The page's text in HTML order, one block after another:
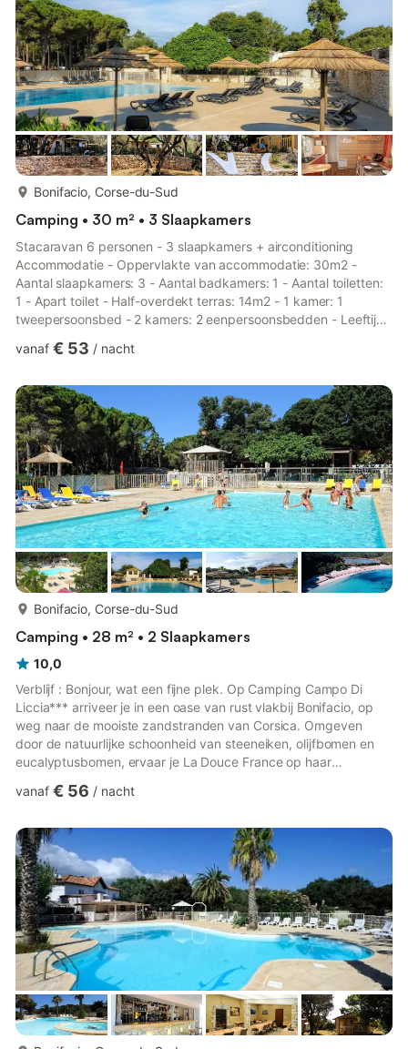
Bonifacio, Corse-du-Sud
Camping • 30 m² • 3 Slaapkamers
Stacaravan 6 personen - 3 slaapkamers + airconditioning
Accommodatie - Oppervlakte van accommodatie: 30m2 -
Aantal slaapkamers: 3 - Aantal badkamers: 1 - Aantal toiletten:
1 - Apart toilet - Half-overdekt terras: 14m2 - 1 kamer: 1
tweepersoonsbed - 2 kamers: 2 eenpersoonsbedden - Leeftijd
Airconditioning: Inbegrepen in de prijs - Verwarming - Type
en keukengerei - Elektrisch koffiezetapparaat - Type toilet:
Toiletten - Beddengoed: Beschikbaar als extra tegen betaling,
€ 1...
vanaf € 53 / nacht
Bonifacio, Corse-du-Sud
Camping • 28 m² • 2 Slaapkamers
10,0
Verblijf : Bonjour, wat een fijne plek. Op Camping Campo Di
Liccia*** arriveer je in een oase van rust vlakbij Bonifacio, op
weg naar de mooiste zandstranden van Corsica. Omgeven
door de natuurlijke schoonheid van steeneiken, olijfbomen en
eucalyptusbomen, ervaar je La Douce France op haar
buitenzwembad met solarium, ligstoelen, parasols en een
prachtige speeltuin, terwijl de je er ook een potje kan
pingpongen, jeu de boules en volleyballen. De echte
campingsporten! Voor ...
vanaf € 56 / nacht